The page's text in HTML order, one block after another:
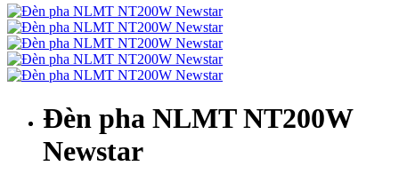
Đèn pha NLMT NT200W
Newstar